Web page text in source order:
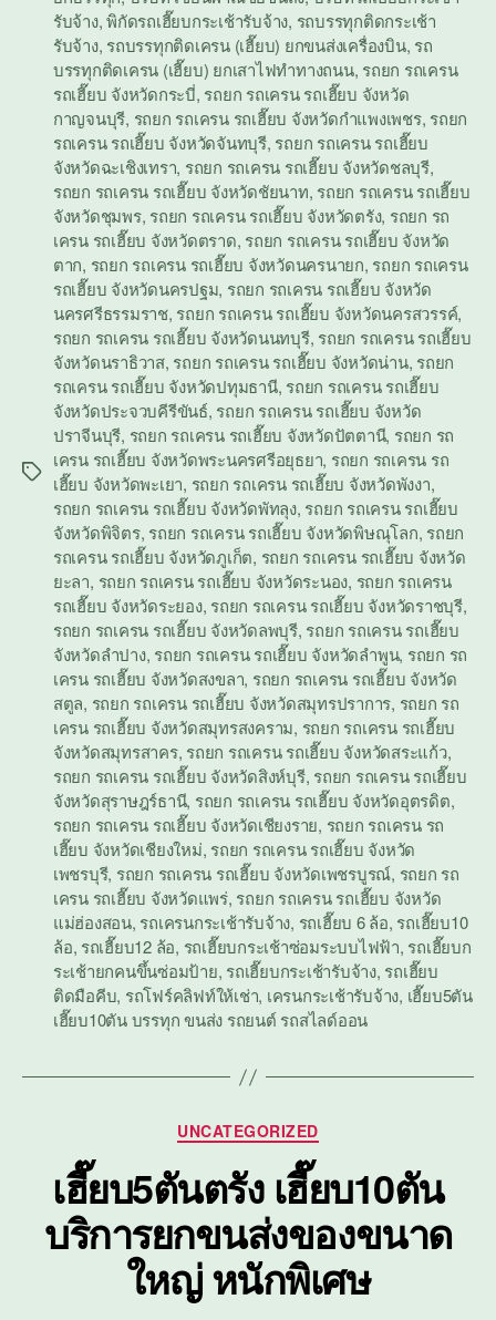
Tags
รับจ้าง,พิกัดรถเฮี๊ยบกระเช้ารับจ้าง, รถบรรทุกติดกระเช้า
รับจ้าง, รถบรรทุกติดเครน (เฮี๊ยบ) ยกขนส่งเครื่องบิน, รถ
บรรทุกติดเครน (เฮี๊ยบ) ยกเสาไฟทำทางถนน, รถยก รถเครน
รถเฮี๊ยบ จังหวัดกระบี่, รถยก รถเครน รถเฮี๊ยบ จังหวัด
กาญจนบุรี, รถยก รถเครน รถเฮี๊ยบ จังหวัดกำแพงเพชร, รถยก
รถเครน รถเฮี๊ยบ จังหวัดจันทบุรี, รถยก รถเครน รถเฮี๊ยบ
จังหวัดฉะเชิงเทรา, รถยก รถเครน รถเฮี๊ยบ จังหวัดชลบุรี,
รถยก รถเครน รถเฮี๊ยบ จังหวัดชัยนาท, รถยก รถเครน รถเฮี๊ยบ
จังหวัดชุมพร, รถยก รถเครน รถเฮี๊ยบ จังหวัดตรัง, รถยก รถ
เครน รถเฮี๊ยบ จังหวัดตราด, รถยก รถเครน รถเฮี๊ยบ จังหวัด
ตาก, รถยก รถเครน รถเฮี๊ยบ จังหวัดนครนายก, รถยก รถเครน
รถเฮี๊ยบ จังหวัดนครปฐม, รถยก รถเครน รถเฮี๊ยบ จังหวัด
นครศรีธรรมราช, รถยก รถเครน รถเฮี๊ยบ จังหวัดนครสวรรค์,
รถยก รถเครน รถเฮี๊ยบ จังหวัดนนทบุรี, รถยก รถเครน รถเฮี๊ยบ
จังหวัดนราธิวาส, รถยก รถเครน รถเฮี๊ยบ จังหวัดน่าน, รถยก
รถเครน รถเฮี๊ยบ จังหวัดปทุมธานี, รถยก รถเครน รถเฮี๊ยบ
จังหวัดประจวบคีรีขันธ์, รถยก รถเครน รถเฮี๊ยบ จังหวัด
ปราจีนบุรี, รถยก รถเครน รถเฮี๊ยบ จังหวัดปัตตานี, รถยก รถ
เครน รถเฮี๊ยบ จังหวัดพระนครศรีอยุธยา, รถยก รถเครน รถ
เฮี๊ยบ จังหวัดพะเยา, รถยก รถเครน รถเฮี๊ยบ จังหวัดพังงา,
รถยก รถเครน รถเฮี๊ยบ จังหวัดพัทลุง, รถยก รถเครน รถเฮี๊ยบ
จังหวัดพิจิตร, รถยก รถเครน รถเฮี๊ยบ จังหวัดพิษณุโลก, รถยก
รถเครน รถเฮี๊ยบ จังหวัดภูเก็ต, รถยก รถเครน รถเฮี๊ยบ จังหวัด
ยะลา, รถยก รถเครน รถเฮี๊ยบ จังหวัดระนอง, รถยก รถเครน
รถเฮี๊ยบ จังหวัดระยอง, รถยก รถเครน รถเฮี๊ยบ จังหวัดราชบุรี,
รถยก รถเครน รถเฮี๊ยบ จังหวัดลพบุรี, รถยก รถเครน รถเฮี๊ยบ
จังหวัดลำปาง, รถยก รถเครน รถเฮี๊ยบ จังหวัดลำพูน, รถยก รถ
เครน รถเฮี๊ยบ จังหวัดสงขลา, รถยก รถเครน รถเฮี๊ยบ จังหวัด
สตูล, รถยก รถเครน รถเฮี๊ยบ จังหวัดสมุทรปราการ, รถยก รถ
เครน รถเฮี๊ยบ จังหวัดสมุทรสงคราม, รถยก รถเครน รถเฮี๊ยบ
จังหวัดสมุทรสาคร, รถยก รถเครน รถเฮี๊ยบ จังหวัดสระแก้ว,
รถยก รถเครน รถเฮี๊ยบ จังหวัดสิงห์บุรี, รถยก รถเครน รถเฮี๊ยบ
จังหวัดสุราษฎร์ธานี, รถยก รถเครน รถเฮี๊ยบ จังหวัดอุตรดิต,
รถยก รถเครน รถเฮี๊ยบ จังหวัดเชียงราย, รถยก รถเครน รถ
เฮี๊ยบ จังหวัดเชียงใหม่, รถยก รถเครน รถเฮี๊ยบ จังหวัด
เพชรบุรี, รถยก รถเครน รถเฮี๊ยบ จังหวัดเพชรบูรณ์, รถยก รถ
เครน รถเฮี๊ยบ จังหวัดแพร่, รถยก รถเครน รถเฮี๊ยบ จังหวัด
แม่ฮ่องสอน, รถเครนกระเช้ารับจ้าง, รถเฮี๊ยบ 6 ล้อ, รถเฮี๊ยบ10
ล้อ, รถเฮี๊ยบ12 ล้อ, รถเฮี๊ยบกระเช้าซ่อมระบบไฟฟ้า, รถเฮี๊ยบก
ระเช้ายกคนขึ้นซ่อมป้าย, รถเฮี๊ยบกระเช้ารับจ้าง, รถเฮี๊ยบ
ติดมือคีบ, รถโฟร์คลิฟท์ให้เช่า, เครนกระเช้ารับจ้าง, เฮี๊ยบ5ตัน
เฮี๊ยบ10ตัน บรรทุก ขนส่ง รถยนต์ รถสไลด์ออน
Categories
UNCATEGORIZED
เฮี๊ยบ5ตันตรัง เฮี๊ยบ10ตัน
บริการยกขนส่งของขนาด
ใหญ่ หนักพิเศษ